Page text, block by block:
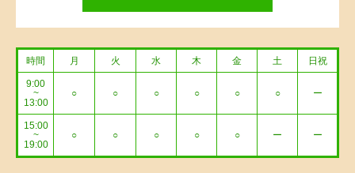
時間 月 火 水 木 金 土 日祝
9:00
~
13:00
○ ○ ○ ○ ○ ○ ー
15:00
~
19:00
○ ○ ○ ○ ○ ー ー